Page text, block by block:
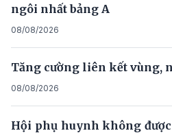
ngôi nhất bảng A
08/08/2026
Tăng cường liên kết vùng,
08/08/2026
Hội phụ huynh không